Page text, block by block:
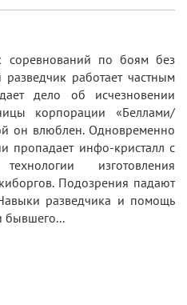
соревнований по боям без
работает частным
дело об исчезновении
корпорации «Беллами/
он влюблен. Одновременно
пропадает инфо-кристалл с
изготовления
Подозрения падают
разведчика и помощь
бывшего...